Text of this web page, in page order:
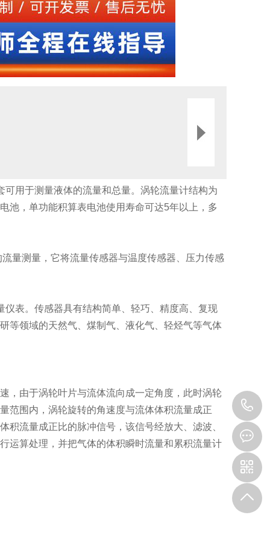
用于测量液体的流量和总量。涡轮流量计结构为
池，单功能积算表电池使用寿命可达5年以上，多
测量，它将流量传感器与温度传感器、压力传感
表。传感器具有结构简单、轻巧、精度高、复现
等领域的天然气、煤制气、液化气、轻烃气等气体
，由于涡轮叶片与流体流向成一定角度，此时涡轮
范围内，涡轮旋转的角速度与流体体积流量成正
流量成正比的脉冲信号，该信号经放大、滤波、
运算处理，并把气体的体积瞬时流量和累积流量计